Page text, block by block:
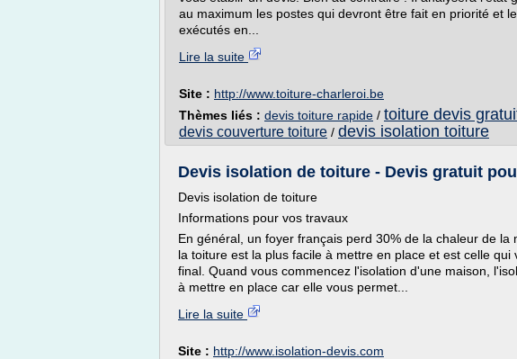
au maximum les postes qui devront être fait en priorité et
exécutés en...
Lire la suite
Site : http://www.toiture-charleroi.be
Thèmes liés : devis toiture rapide / toiture devis
devis couverture toiture / devis isolation toiture
Devis isolation de toiture - Devis gratuit
Devis isolation de toiture
Informations pour vos travaux
En général, un foyer français perd 30% de la chaleur de
la toiture est la plus facile à mettre en place et est celle
final. Quand vous commencez l'isolation d'une maison,
à mettre en place car elle vous permet...
Lire la suite
Site : http://www.isolation-devis.com